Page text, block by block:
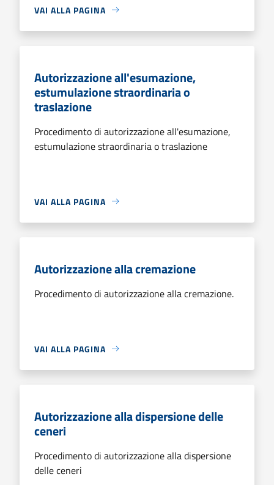
VAI ALLA PAGINA
Autorizzazione all'esumazione,
estumulazione straordinaria o
traslazione
Procedimento di autorizzazione all'esumazione,
estumulazione straordinaria o traslazione
VAI ALLA PAGINA
Autorizzazione alla cremazione
Procedimento di autorizzazione alla cremazione.
VAI ALLA PAGINA
Autorizzazione alla dispersione delle
ceneri
Procedimento di autorizzazione alla dispersione
delle ceneri